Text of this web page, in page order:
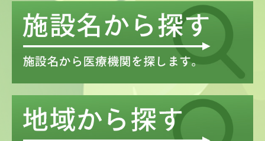
施設名から探す
医療機関情報新規登録・変更フォーム